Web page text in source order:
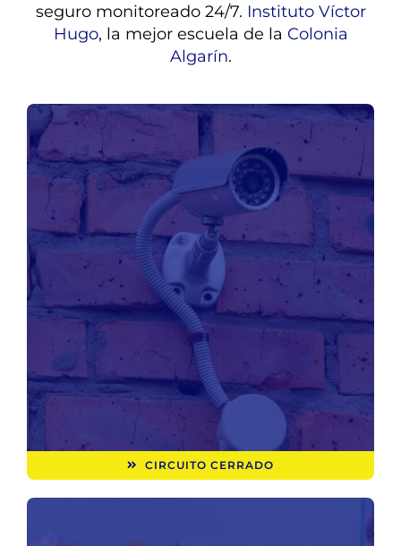
seguro monitoreado 24/7. Instituto Víctor
Hugo, la mejor escuela de la Colonia
Algarín.
CIRCUITO CERRADO